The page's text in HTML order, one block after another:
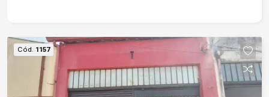
Cód. 1157